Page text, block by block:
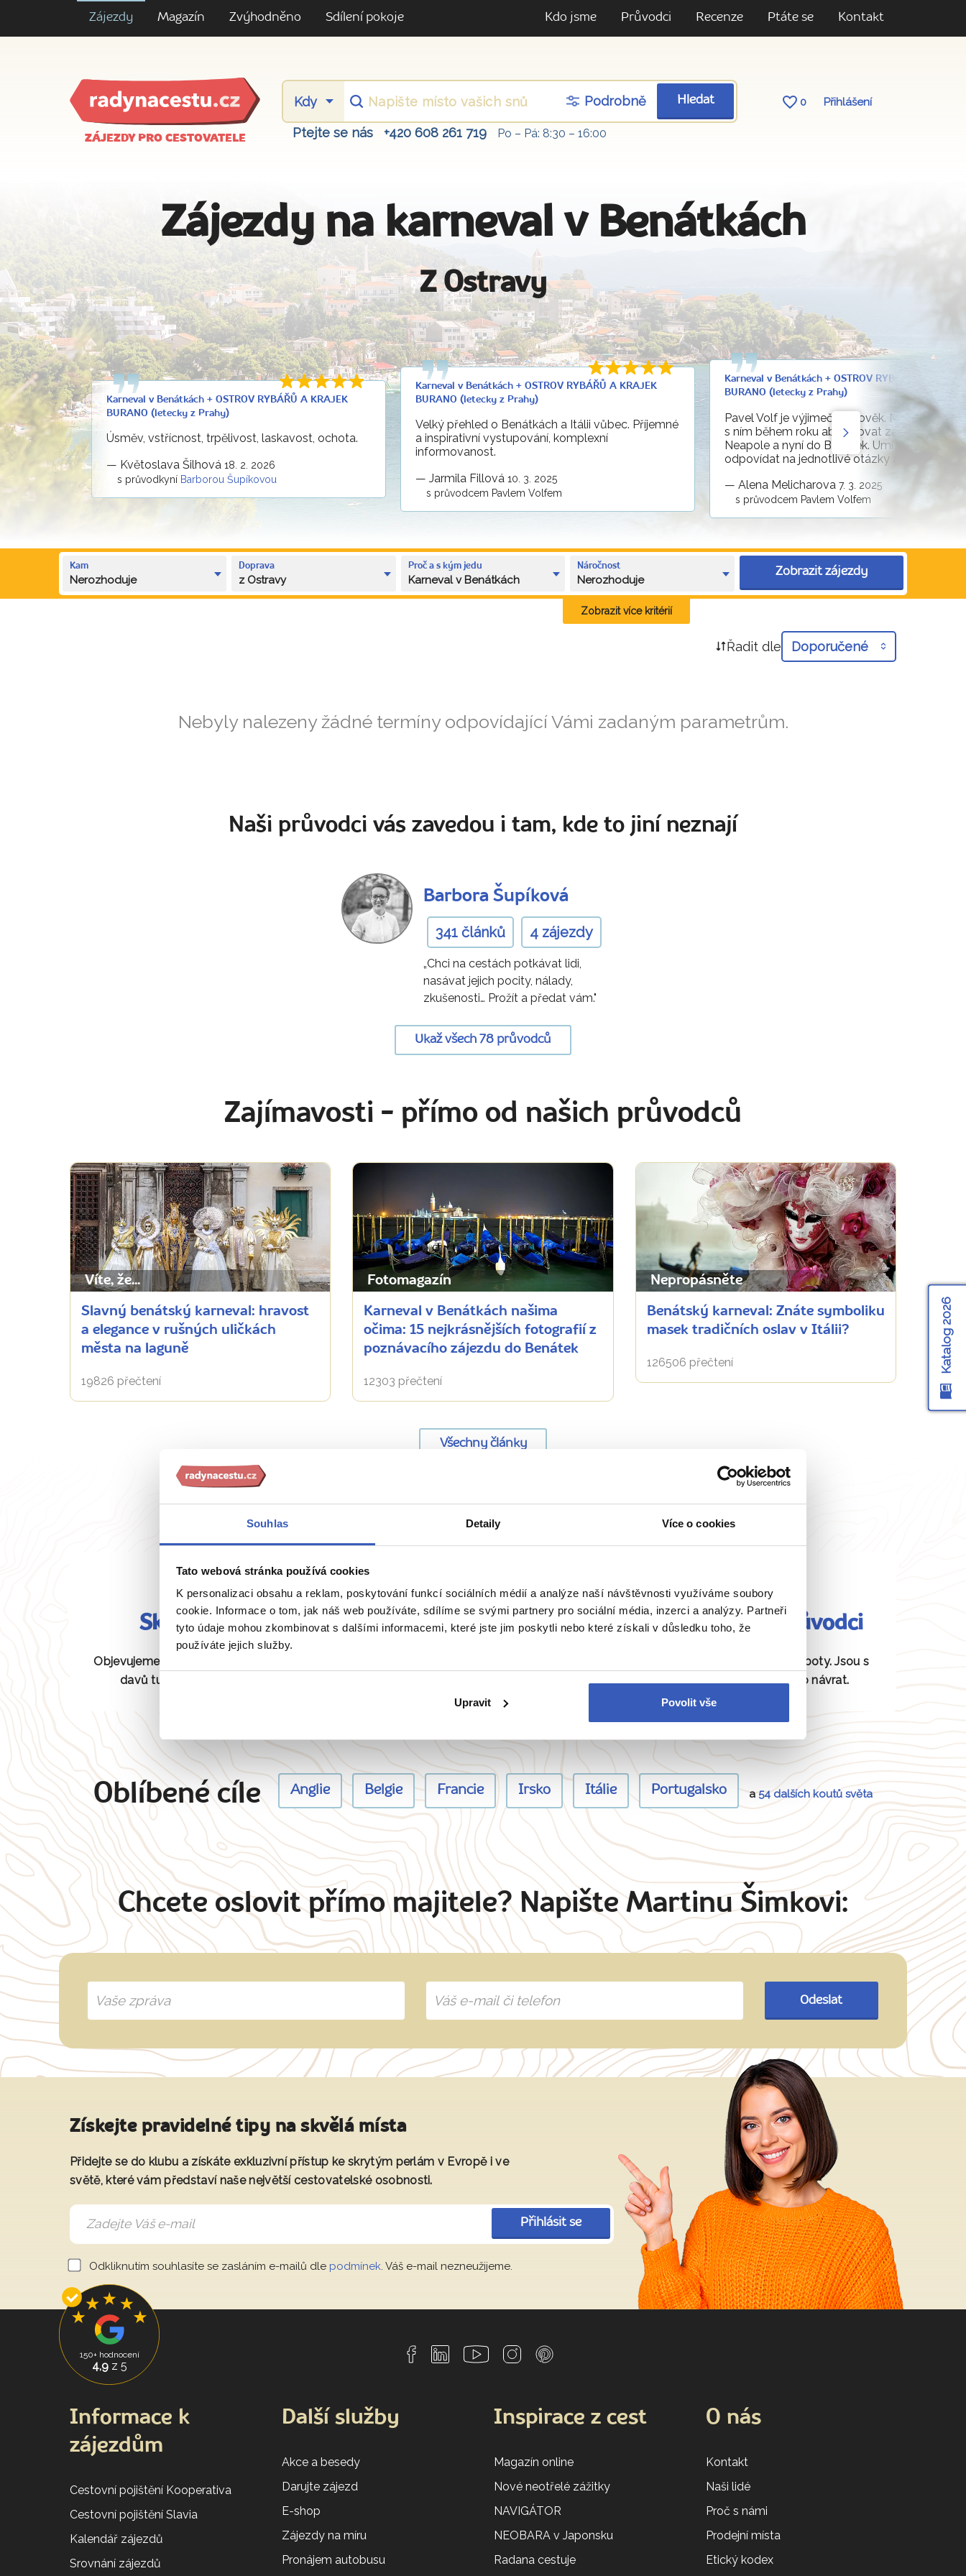
Souhlas Detaily Více o cookies
Tato webová stránka používá cookies
K personalizaci obsahu a reklam, poskytování funkcí sociálních médií a analýze naší návštěvnosti využíváme soubory
cookie. Informace o tom, jak náš web používáte, sdílíme se svými partnery pro sociální média, inzerci a analýzy. Partneři
tyto údaje mohou zkombinovat s dalšími informacemi, které jste jim poskytli nebo které získali v důsledku toho, že
používáte jejich služby.
Upravit Povolit vše
Zájezdy Magazín Zvýhodněno Sdílení pokoje Kdo jsme Průvodci Recenze Ptáte se Kontakt
ZÁJEZDY PRO CESTOVATELE
Podrobně Hledat 0 Přihlášení
Ptejte se nás +420 608 261 719 Po – Pá: 8:30 – 16:00
Zájezdy na karneval v Benátkách
Z Ostravy
Karneval v Benátkách + OSTROV RYBÁŘŮ A KRAJEK
BURANO (letecky z Prahy)
Úsměv, vstřícnost, trpělivost, laskavost, ochota.
— Květoslava Šilhová 18. 2. 2026
s průvodkyní Barborou Šupíkovou
Karneval v Benátkách + OSTROV RYBÁŘŮ A KRAJEK
BURANO (letecky z Prahy)
Velký přehled o Benátkách a Itálii vůbec. Příjemné
a inspirativní vystupování, komplexní
informovanost.
— Jarmila Fillová 10. 3. 2025
s průvodcem Pavlem Volfem
Karneval v Benátkách + OSTROV RYBÁŘŮ A KRAJEK
BURANO (letecky z Prahy)
Pavel Volf je výjimečný člověk. Měla jsem tu
s ním během roku absolvovat zájezdy do
Neapole a nyní do Benátek. Umí naslouchat,
odpovídat na jednotlivé otázky a vše ihned
— Alena Melicharova 7. 3. 2025
s průvodcem Pavlem Volfem
Kam
Nerozhoduje
Doprava
z Ostravy
Proč a s kým jedu
Karneval v Benátkách
Náročnost
Nerozhoduje
Zobrazit zájezdy
Zobrazit více kritérií
Řadit dle Doporučené
Nebyly nalezeny žádné termíny odpovídající Vámi zadaným parametrům.
Naši průvodci vás zavedou i tam, kde to jiní neznají
Barbora Šupíková
341 článků 4 zájezdy
„Chci na cestách potkávat lidi,
nasávat jejich pocity, nálady,
zkušenosti… Prožít a předat vám."
Ukaž všech 78 průvodců
Zajímavosti - přímo od našich průvodců
Víte, že...
Slavný benátský karneval: hravost
a elegance v rušných uličkách
města na laguně
19826 přečtení
Fotomagazín
Karneval v Benátkách našima
očima: 15 nejkrásnějších fotografií z
poznávacího zájezdu do Benátek
12303 přečtení
Nepropásněte
Benátský karneval: Znáte symboliku
masek tradičních oslav v Itálii?
126506 přečtení
Všechny články
Naše péče nezná hranice
Skryté perly
Objevujeme pro vás unikátní místa bez
davů turistů, která jiní neznají.
Žádná masovka Fundovaní průvodci
Daná místa znají jako své boty. Jsou s
vámi od odjezdu až po návrat.
Oblíbené cíle Anglie Belgie Francie Irsko Itálie Portugalsko a54 dalších koutů světa
Chcete oslovit přímo majitele? Napište Martinu Šimkovi:
Odeslat
Získejte pravidelné tipy na skvělá místa
Přidejte se do klubu a získáte exkluzivní přístup ke skrytým perlám v Evropě i ve
světě, které vám představí naše největší cestovatelské osobnosti.
Přihlásit se
Odkliknutím souhlasíte se zasláním e-mailů dle podmínek. Váš e-mail nezneužijeme.
Katalog 2026
150+ hodnocení
4,9z 5
Informace k
zájezdům
Cestovní pojištění Kooperativa
Cestovní pojištění Slavia
Kalendář zájezdů
Srovnání zájezdů
Další služby
Akce a besedy
Darujte zájezd
E-shop
Zájezdy na míru
Pronájem autobusu
Inspirace z cest
Magazín online
Nové neotřelé zážitky
NAVIGÁTOR
NEOBARA v Japonsku
Radana cestuje
O nás
Kontakt
Naši lidé
Proč s námi
Prodejní místa
Etický kodex